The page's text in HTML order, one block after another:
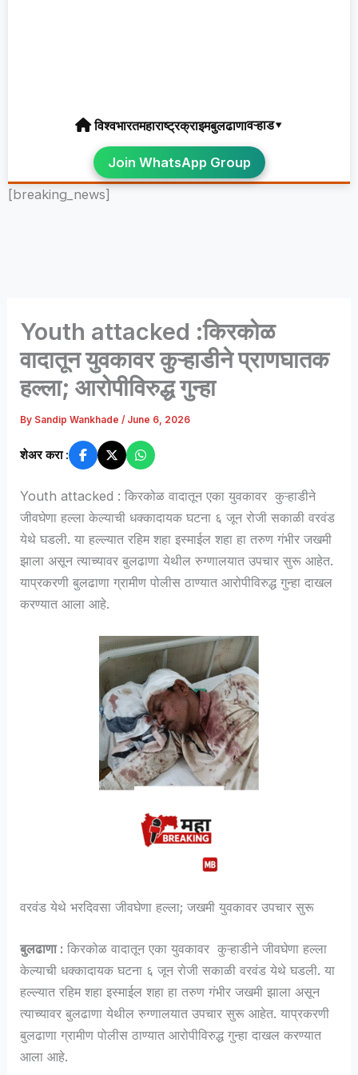
विश्वभारतमहाराष्ट्रक्राइमबुलढाणावऱ्हाड▾
Join WhatsApp Group
[breaking_news]
Youth attacked :किरकोळ
वादातून युवकावर कुऱ्हाडीने प्राणघातक
हल्ला; आरोपीविरुद्ध गुन्हा
By Sandip Wankhade/ June 6, 2026
शेअर करा :
Youth attacked : किरकोळ वादातून एका युवकावर कुऱ्हाडीने
जीवघेणा हल्ला केल्याची धक्कादायक घटना ६ जून रोजी सकाळी वरवंड
येथे घडली. या हल्ल्यात रहिम शहा इस्माईल शहा हा तरुण गंभीर जखमी
झाला असून त्याच्यावर बुलढाणा येथील रुग्णालयात उपचार सुरू आहेत.
याप्रकरणी बुलढाणा ग्रामीण पोलीस ठाण्यात आरोपीविरुद्ध गुन्हा दाखल
करण्यात आला आहे.
वरवंड येथे भरदिवसा जीवघेणा हल्ला; जखमी युवकावर उपचार सुरू
बुलढाणा : किरकोळ वादातून एका युवकावर कुऱ्हाडीने जीवघेणा हल्ला
केल्याची धक्कादायक घटना ६ जून रोजी सकाळी वरवंड येथे घडली. या
हल्ल्यात रहिम शहा इस्माईल शहा हा तरुण गंभीर जखमी झाला असून
त्याच्यावर बुलढाणा येथील रुग्णालयात उपचार सुरू आहेत. याप्रकरणी
बुलढाणा ग्रामीण पोलीस ठाण्यात आरोपीविरुद्ध गुन्हा दाखल करण्यात
आला आहे.